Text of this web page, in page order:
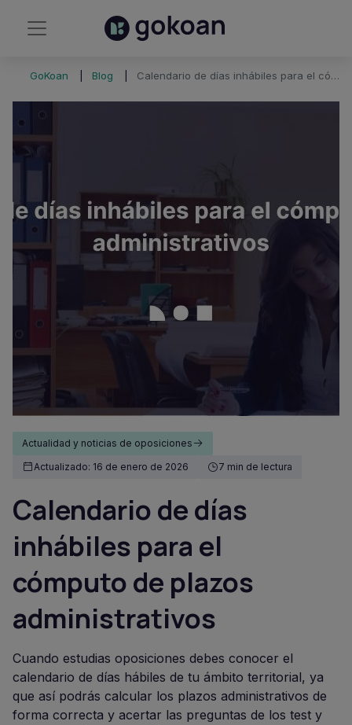
GoKoan Blog Calendario de días inhábiles para el cómputo de plazos administrativos
Actualidad y noticias de oposiciones
Actualizado: 16 de enero de 2026
7 min de lectura
Calendario de días
inhábiles para el
cómputo de plazos
administrativos
Cuando estudias oposiciones debes conocer el
calendario de días hábiles de tu ámbito territorial, ya
que así podrás calcular los plazos administrativos de
forma correcta y acertar las preguntas de los test y